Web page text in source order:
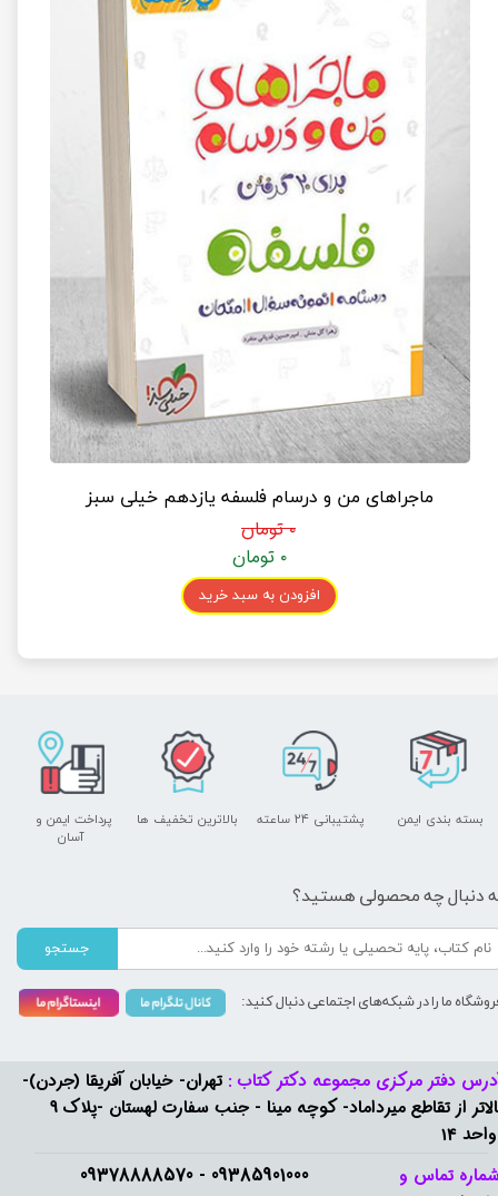
ماجراهای من و درسام فلسفه یازدهم خیلی سبز
۰ تومان
۰ تومان
افزودن به سبد خرید
09385901000 - 09378888570​​​​​​​
دفتر مرکزی مجموعه دکتر کتاب : تهران- خیابان آفریقا (جردن)-
بالاتر از تقاطع میرداماد- کوچه مینا - جنب سفارت لهستان -پلاک 9
14
تماس و
پشتیبانی ۲۴ ساعته
پرداخت ایمن و ​​​​​​​
آسان
بسته بندی ایمن بالاترین تخفیف ها
دنبال چه محصولی هستید؟
جستجو
ما را در شبکه‌های اجتماعی دنبال کنید: